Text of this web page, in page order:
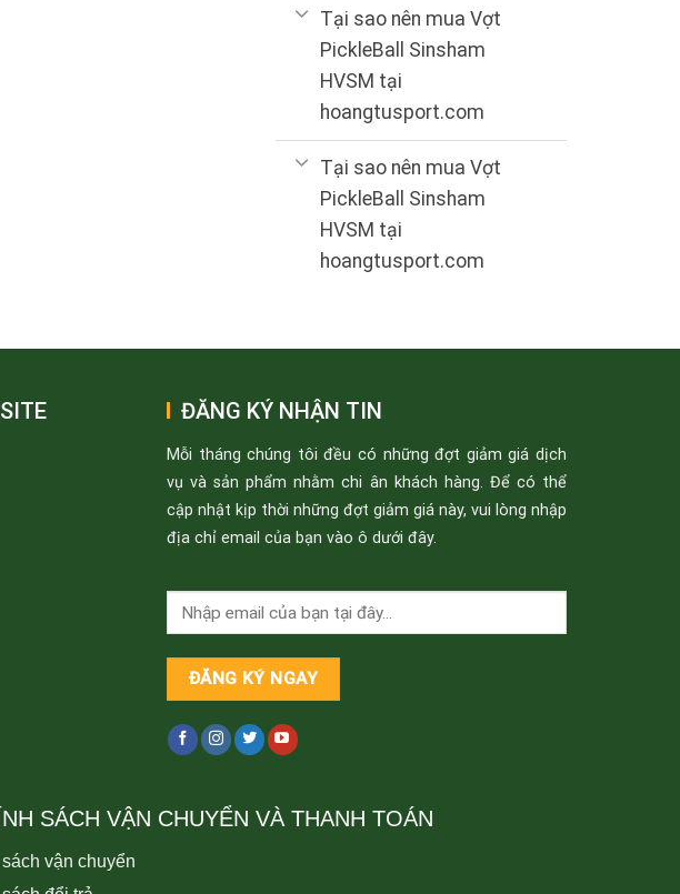
Tại sao nên mua Vợt
PickleBall Sinsham
HVSM tại
hoangtusport.com
Tại sao nên mua Vợt
PickleBall Sinsham
HVSM tại
hoangtusport.com
ĐĂNG KÝ NHẬN TIN
Mỗi tháng chúng tôi đều có những đợt giảm giá dịch
vụ và sản phẩm nhằm chi ân khách hàng. Để có thể
cập nhật kịp thời những đợt giảm giá này, vui lòng nhập
địa chỉ email của bạn vào ô dưới đây.
SÁCH VẬN CHUYỂN VÀ THANH TOÁN
vận chuyển